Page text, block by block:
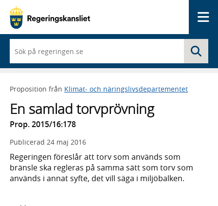
du
börjar
skriva
framträder
lista
med
sökförslag
Proposition från Klimat- och näringslivsdepartementet
En samlad torvprövning
Prop. 2015/16:178
Publicerad 24 maj 2016
Regeringen föreslår att torv som används som
bränsle ska regleras på samma sätt som torv som
används i annat syfte, det vill säga i miljöbalken.